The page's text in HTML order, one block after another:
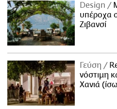
Design
υπέροχα
Ζιβανσί
Γεύση
νόστιμη
Χανιά